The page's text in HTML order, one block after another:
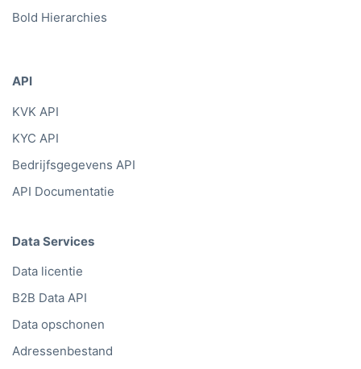
Bold Hierarchies
API
KVK API
KYC API
Bedrijfsgegevens API
API Documentatie
Data Services
Data licentie
B2B Data API
Data opschonen
Adressenbestand